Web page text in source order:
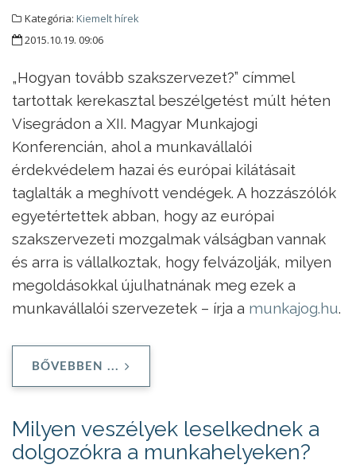
Kategória: Kiemelt hírek
2015.10.19. 09:06
„Hogyan tovább szakszervezet?” címmel
tartottak kerekasztal beszélgetést múlt héten
Visegrádon a XII. Magyar Munkajogi
Konferencián, ahol a munkavállalói
érdekvédelem hazai és európai kilátásait
taglalták a meghívott vendégek. A hozzászólók
egyetértettek abban, hogy az európai
szakszervezeti mozgalmak válságban vannak
és arra is vállalkoztak, hogy felvázolják, milyen
megoldásokkal újulhatnának meg ezek a
munkavállalói szervezetek – írja a munkajog.hu.
BŐVEBBEN ...
Milyen veszélyek leselkednek a
dolgozókra a munkahelyeken?